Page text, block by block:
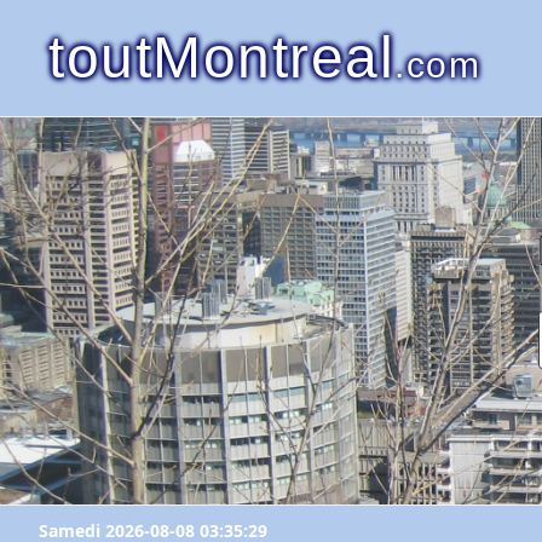
toutMontreal.com
Samedi 2026-08-08 03:35:29